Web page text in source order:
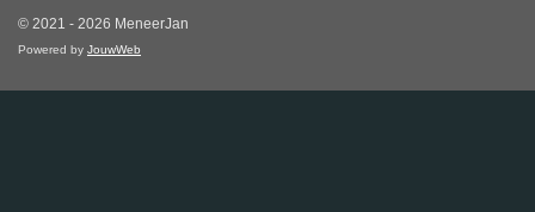
© 2021 - 2026 MeneerJan
Powered by JouwWeb